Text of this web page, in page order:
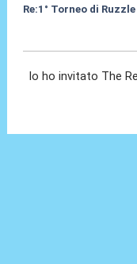
Re:1° Torneo di
Io ho invitato The